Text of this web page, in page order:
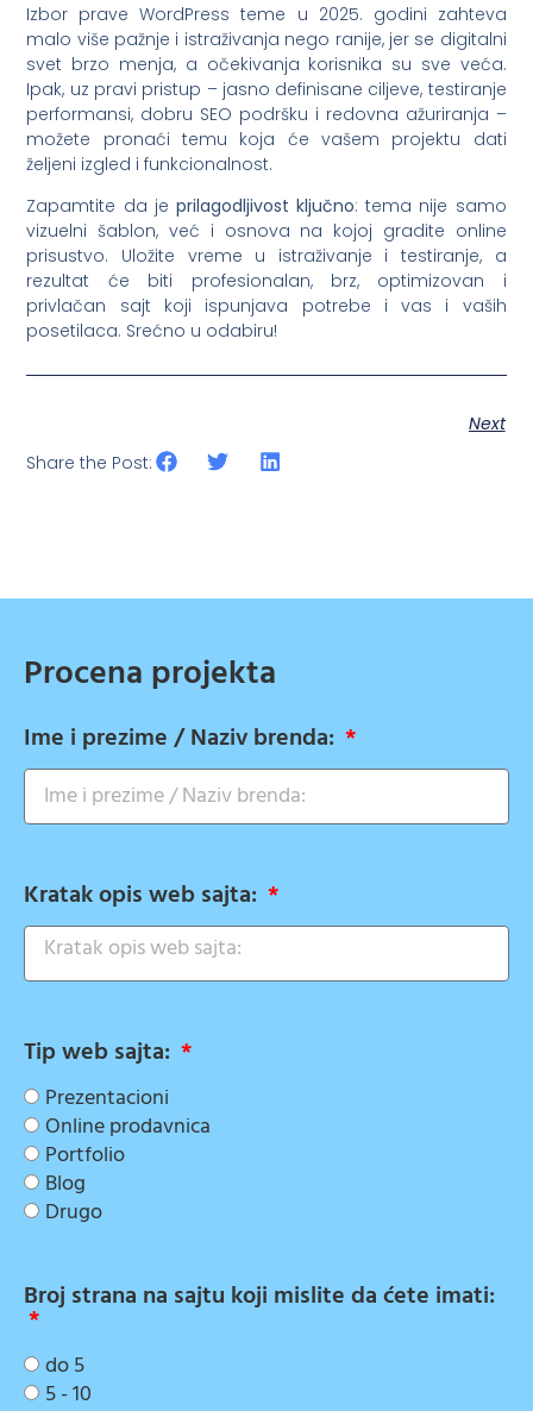
Izbor prave WordPress teme u 2025. godini zahteva
malo više pažnje i istraživanja nego ranije, jer se digitalni
svet brzo menja, a očekivanja korisnika su sve veća.
Ipak, uz pravi pristup – jasno definisane ciljeve, testiranje
performansi, dobru SEO podršku i redovna ažuriranja –
možete pronaći temu koja će vašem projektu dati
željeni izgled i funkcionalnost.
Zapamtite da je prilagodljivost ključno: tema nije samo
vizuelni šablon, već i osnova na kojoj gradite online
prisustvo. Uložite vreme u istraživanje i testiranje, a
rezultat će biti profesionalan, brz, optimizovan i
privlačan sajt koji ispunjava potrebe i vas i vaših
posetilaca. Srećno u odabiru!
Next
Share the Post:
Procena projekta
Ime i prezime / Naziv brenda:
Kratak opis web sajta:
Tip web sajta:
Prezentacioni
Online prodavnica
Portfolio
Blog
Drugo
Broj strana na sajtu koji mislite da ćete imati:
do 5
5 - 10